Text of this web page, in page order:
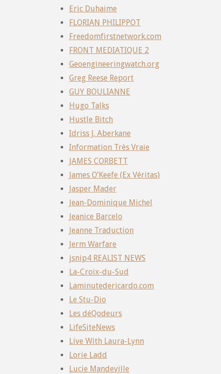
Eric Duhaime
FLORIAN PHILIPPOT
Freedomfirstnetwork.com
FRONT MEDIATIQUE 2
Geoengineeringwatch.org
Greg Reese Report
GUY BOULIANNE
Hugo Talks
Hustle Bitch
Idriss J. Aberkane
Information Très Vraie
JAMES CORBETT
James O’Keefe (Ex Véritas)
Jasper Mader
Jean-Dominique Michel
Jeanice Barcelo
Jeanne Traduction
Jerm Warfare
jsnip4 REALIST NEWS
La-Croix-du-Sud
Laminutedericardo.com
Le Stu-Dio
Les déQodeurs
LifeSiteNews
Live With Laura-Lynn
Lorie Ladd
Lucie Mandeville